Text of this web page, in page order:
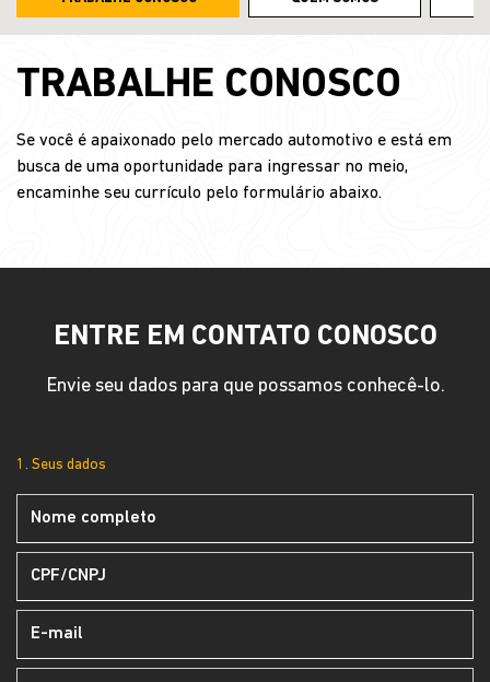
TRABALHE CONOSCO
Se você é apaixonado pelo mercado automotivo e está em
busca de uma oportunidade para ingressar no meio,
encaminhe seu currículo pelo formulário abaixo.
ENTRE EM CONTATO CONOSCO
Envie seu dados para que possamos conhecê-lo.
1. Seus dados